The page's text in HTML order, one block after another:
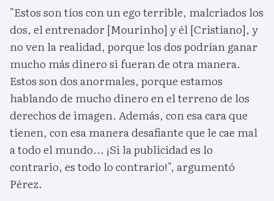
"Estos son tíos con un ego terrible, malcriados los
dos, el entrenador [Mourinho] y él [Cristiano], y
no ven la realidad, porque los dos podrían ganar
mucho más dinero si fueran de otra manera.
Estos son dos anormales, porque estamos
hablando de mucho dinero en el terreno de los
derechos de imagen. Además, con esa cara que
tienen, con esa manera desafiante que le cae mal
a todo el mundo... ¡Si la publicidad es lo
contrario, es todo lo contrario!", argumentó
Pérez.